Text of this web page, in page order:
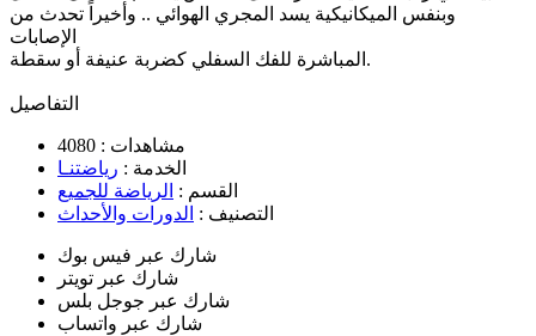
وبنفس الميكانيكية يسد المجري الهوائي .. وأخيراً تحدث من
الإصابات
المباشرة للفك السفلي كضربة عنيفة أو سقطة.
التفاصيل
مشاهدات : 4080
الخدمة : رياضتنـا
القسم : الرياضة للجميع
التصنيف : الدورات والأحداث
شارك عبر فيس بوك
شارك عبر تويتر
شارك عبر جوجل بلس
شارك عبر واتساب